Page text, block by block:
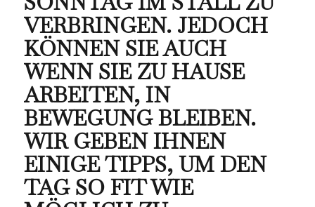
VERBRINGEN. JEDOCH
KÖNNEN SIE AUCH
WENN SIE ZU HAUSE
ARBEITEN, IN
BEWEGUNG BLEIBEN.
WIR GEBEN IHNEN
EINIGE TIPPS, UM DEN
TAG SO FIT WIE